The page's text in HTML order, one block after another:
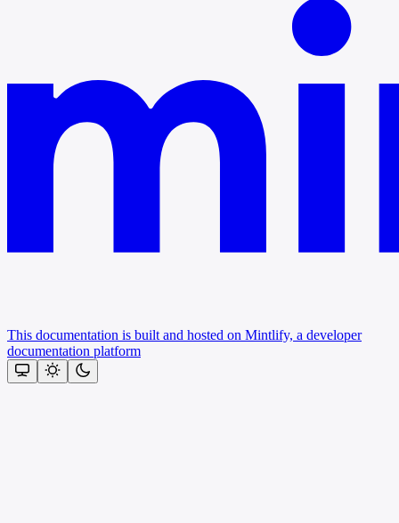
This documentation is built and hosted on Mintlify, a developer
documentation platform